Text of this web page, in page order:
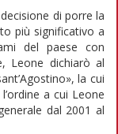
di porre la
più significativo a
del paese con
Leone dichiarò al
la cui
a cui Leone
dal 2001 al